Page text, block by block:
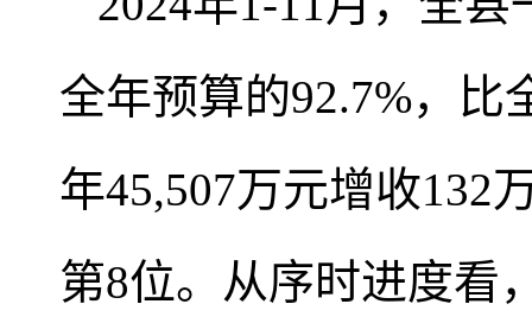
全年预算的92.7%，比
年45,507万元增收132
第8位。从序时进度看